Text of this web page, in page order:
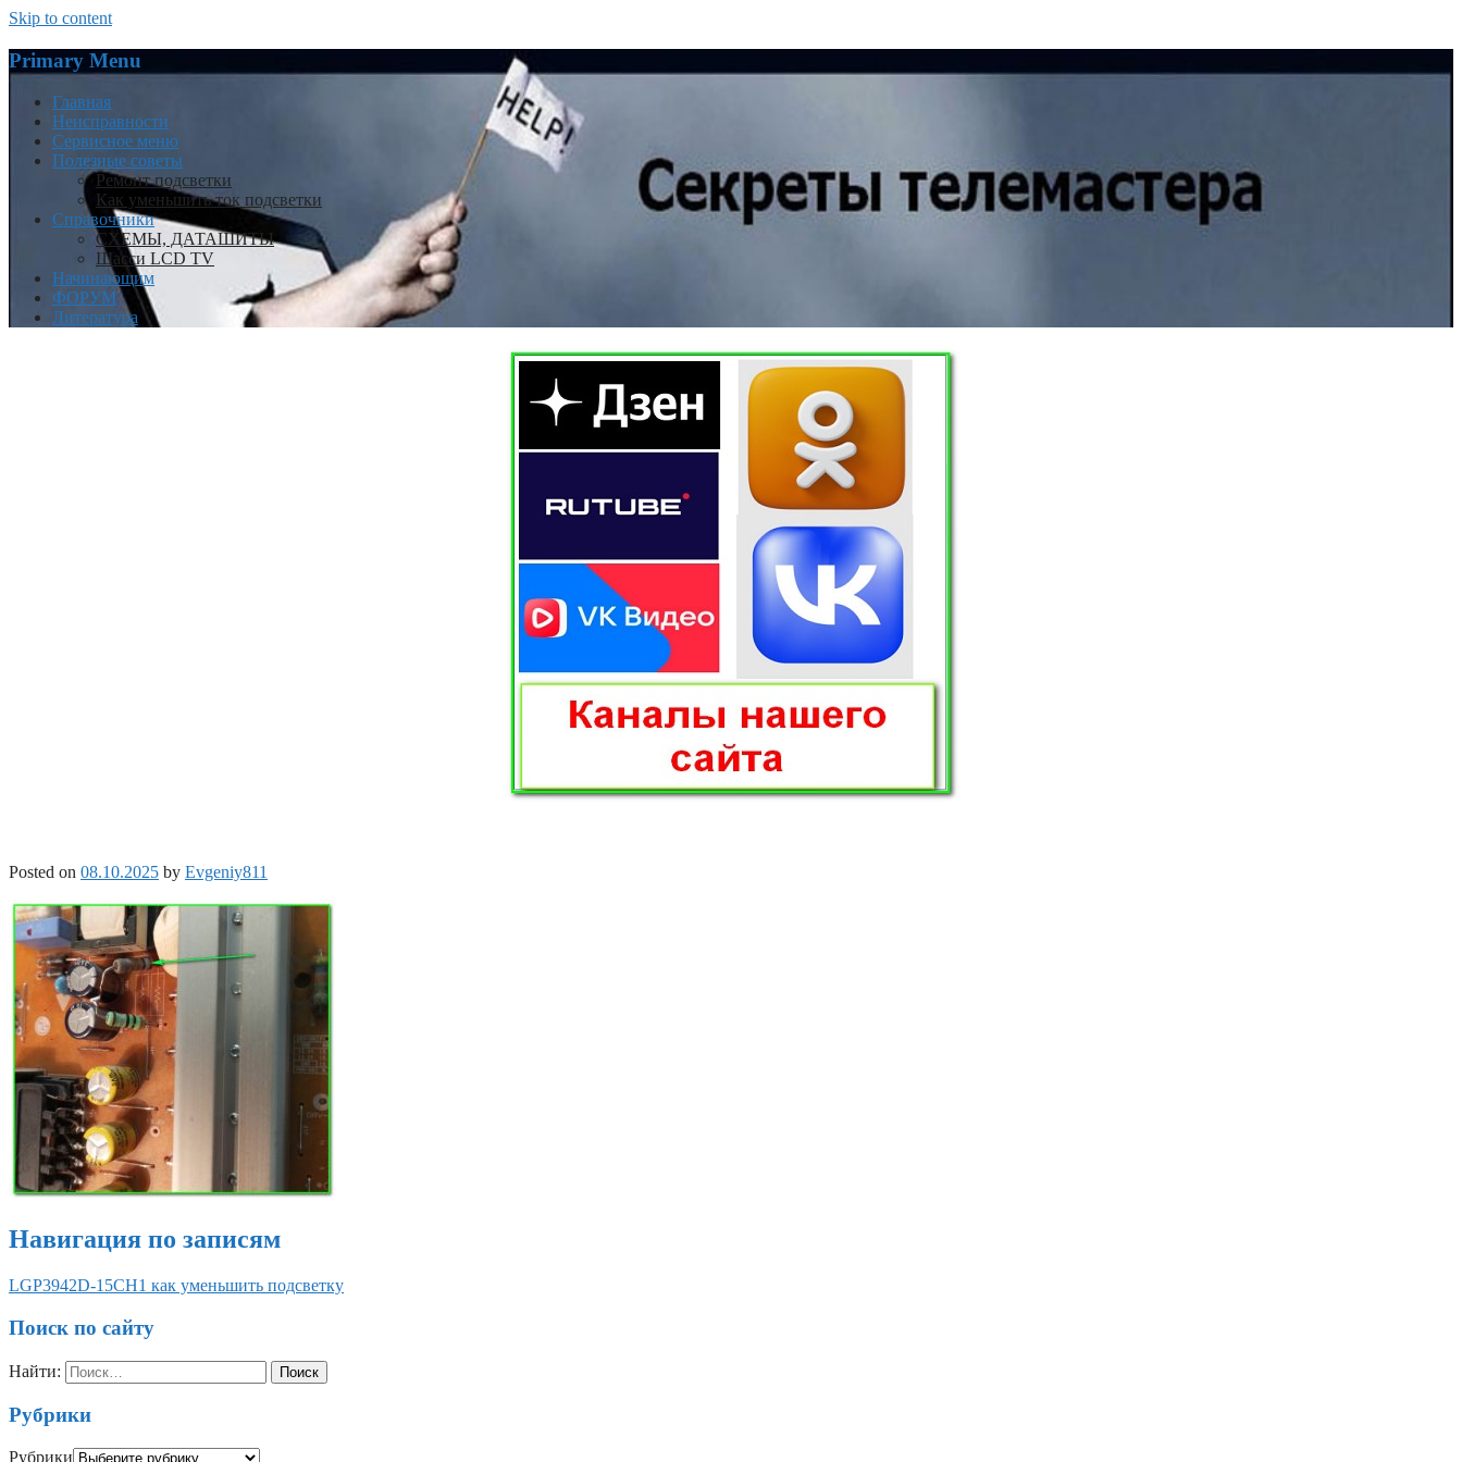
Skip to content
Primary Menu
Главная
Неисправности
Сервисное меню
Полезные советы
Ремонт подсветки
Как уменьшить ток подсветки
Справочники
СХЕМЫ, ДАТАШИТЫ
Шасси LCD TV
Начинающим
ФОРУМ
Литература
Posted on 08.10.2025 by Evgeniy811
Навигация по записям
LGP3942D-15CH1 как уменьшить подсветку
Поиск по сайту
Найти:
Рубрики
Рубрики